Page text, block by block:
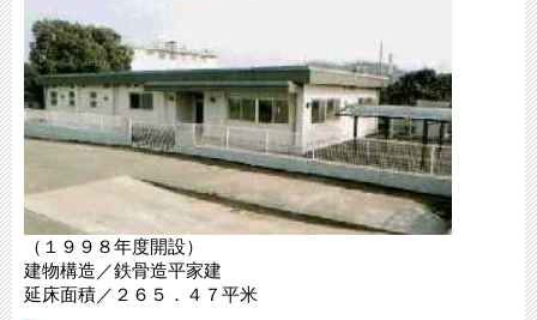
（１９９８年度開設）
建物構造／鉄骨造平家建
延床面積／２６５．４７平米